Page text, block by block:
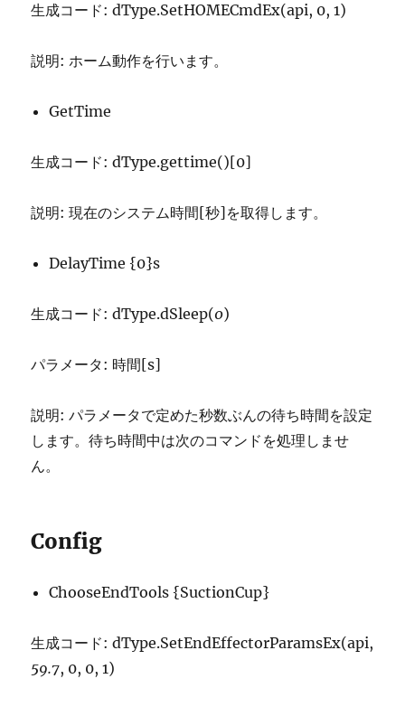
生成コード: dType.SetHOMECmdEx(api, 0, 1)
説明: ホーム動作を行います。
GetTime
生成コード: dType.gettime()[0]
説明: 現在のシステム時間[秒]を取得します。
DelayTime {0}s
生成コード: dType.dSleep(0)
パラメータ: 時間[s]
説明: パラメータで定めた秒数ぶんの待ち時間を設定
します。待ち時間中は次のコマンドを処理しませ
ん。
Config
ChooseEndTools {SuctionCup}
生成コード: dType.SetEndEffectorParamsEx(api,
59.7, 0, 0, 1)